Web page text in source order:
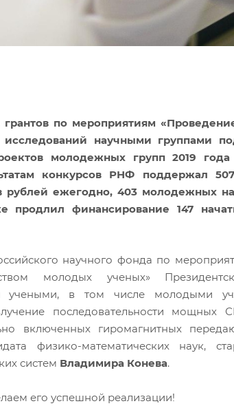
по мероприятиям
научными группами
молодежных групп 2019 года
конкурсов РНФ поддержал
ежегодно, 403 молодежных
финансирование 147
научного фонда по
молодых ученых»
учеными, в том числе молодыми
последовательности мощных
включенных гиромагнитных
физико-математических наук,
систем Владимира Конева.
его успешной реализации!